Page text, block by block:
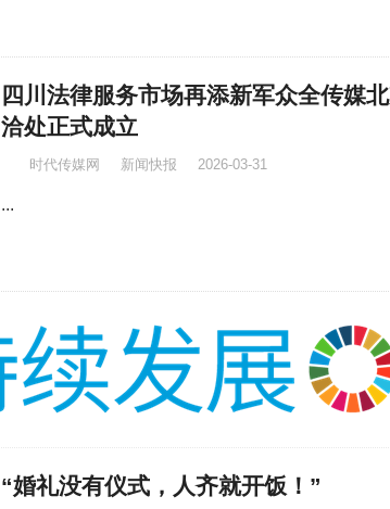
四川法律服务市场再添新军众全传媒
洽处正式成立
时代传媒网 新闻快报 2026-03-31
...
“婚礼没有仪式，人齐就开饭！”